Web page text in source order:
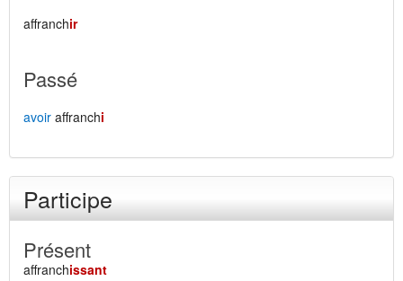
affranchir
Passé
avoir affranchi
Participe
Présent
affranchissant